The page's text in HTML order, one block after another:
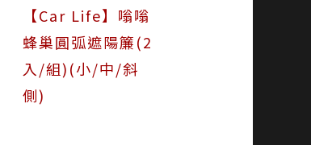
【Car Life】嗡嗡
蜂巢圓弧遮陽簾(2
入/組)(小/中/斜
側)